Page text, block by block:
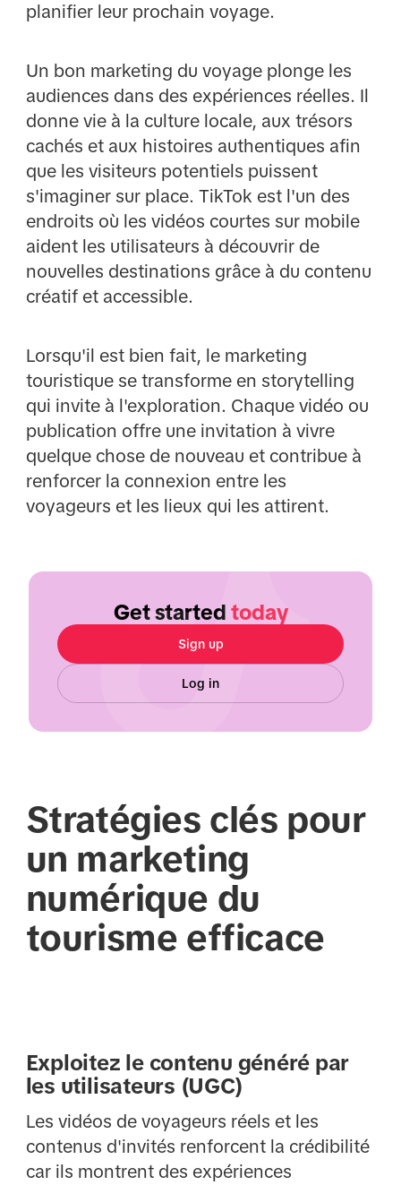
planifier leur prochain voyage.
Un bon marketing du voyage plonge les
audiences dans des expériences réelles. Il
donne vie à la culture locale, aux trésors
cachés et aux histoires authentiques afin
que les visiteurs potentiels puissent
s'imaginer sur place. TikTok est l'un des
endroits où les vidéos courtes sur mobile
aident les utilisateurs à découvrir de
nouvelles destinations grâce à du contenu
créatif et accessible.
Lorsqu'il est bien fait, le marketing
touristique se transforme en storytelling
qui invite à l'exploration. Chaque vidéo ou
publication offre une invitation à vivre
quelque chose de nouveau et contribue à
renforcer la connexion entre les
voyageurs et les lieux qui les attirent.
Get started today
Sign up
Log in
Stratégies clés pour
un marketing
numérique du
tourisme efficace
Exploitez le contenu généré par
les utilisateurs (UGC)
Les vidéos de voyageurs réels et les
contenus d'invités renforcent la crédibilité
car ils montrent des expériences